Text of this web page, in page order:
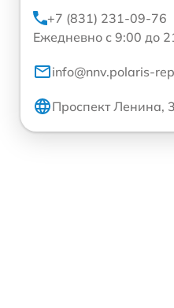
+7 (831) 231-09-76
Ежедневно с 9:00 до
info@nnv.polaris-
Проспект Ленина,